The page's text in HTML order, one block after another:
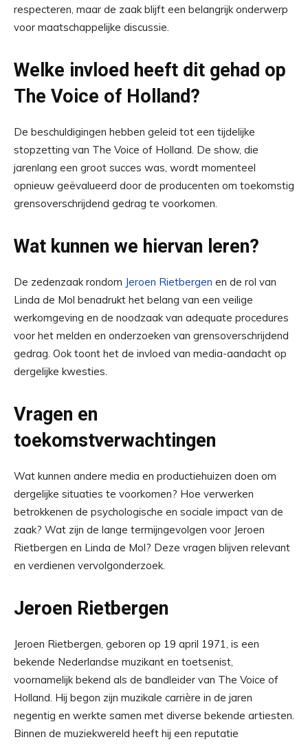
respecteren, maar de zaak blijft een belangrijk onderwerp
voor maatschappelijke discussie.
Welke invloed heeft dit gehad op
The Voice of Holland?
De beschuldigingen hebben geleid tot een tijdelijke
stopzetting van The Voice of Holland. De show, die
jarenlang een groot succes was, wordt momenteel
opnieuw geëvalueerd door de producenten om toekomstig
grensoverschrijdend gedrag te voorkomen.
Wat kunnen we hiervan leren?
De zedenzaak rondom Jeroen Rietbergen en de rol van
Linda de Mol benadrukt het belang van een veilige
werkomgeving en de noodzaak van adequate procedures
voor het melden en onderzoeken van grensoverschrijdend
gedrag. Ook toont het de invloed van media-aandacht op
dergelijke kwesties.
Vragen en
toekomstverwachtingen
Wat kunnen andere media en productiehuizen doen om
dergelijke situaties te voorkomen? Hoe verwerken
betrokkenen de psychologische en sociale impact van de
zaak? Wat zijn de lange termijngevolgen voor Jeroen
Rietbergen en Linda de Mol? Deze vragen blijven relevant
en verdienen vervolgonderzoek.
Jeroen Rietbergen
Jeroen Rietbergen, geboren op 19 april 1971, is een
bekende Nederlandse muzikant en toetsenist,
voornamelijk bekend als de bandleider van The Voice of
Holland. Hij begon zijn muzikale carrière in de jaren
negentig en werkte samen met diverse bekende artiesten.
Binnen de muziekwereld heeft hij een reputatie